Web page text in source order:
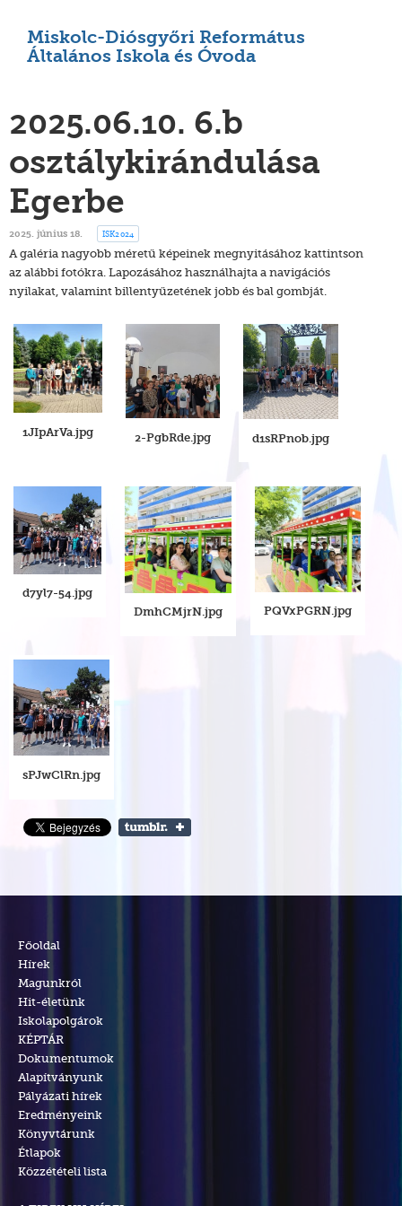
Miskolc-Diósgyőri Református
Általános Iskola és Óvoda
2025.06.10. 6.b
osztálykirándulása
Egerbe
2025. június 18. ISK2024
A galéria nagyobb méretű képeinek megnyitásához kattintson
az alábbi fotókra. Lapozásához használhajta a navigációs
nyilakat, valamint billentyűzetének jobb és bal gombját.
1JIpArVa.jpg 2-PgbRde.jpg d1sRPnob.jpg
d7yl7-54.jpg
DmhCMjrN.jpg
PQVxPGRN.jpg
sPJwClRn.jpg
Főoldal
Hírek
Magunkról
Hit-életünk
Iskolapolgárok
KÉPTÁR
Dokumentumok
Alapítványunk
Pályázati hírek
Eredményeink
Könyvtárunk
Étlapok
Közzétételi lista